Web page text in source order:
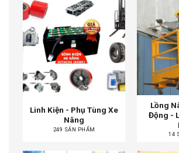
Linh Kiện - Phụ Tùng Xe
Nâng
249 SẢN PHẨM
Lồng
Động -
14